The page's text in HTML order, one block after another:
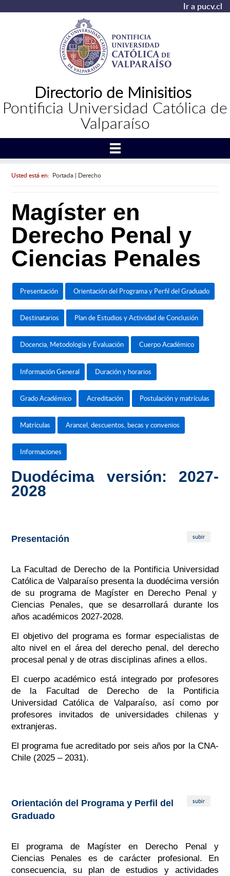
Ir a pucv.cl
Directorio de Minisitios
Pontificia Universidad Católica de
Valparaíso
Usted está en: Portada| Derecho
Magíster en
Derecho Penal y
Ciencias Penales
Presentación Orientación del Programa y Perfil del Graduado
Destinatarios Plan de Estudios y Actividad de Conclusión
Docencia, Metodología y Evaluación Cuerpo Académico
Información General Duración y horarios
Grado Académico Acreditación Postulación y matrículas
Matrículas Arancel, descuentos, becas y convenios
Informaciones
Duodécima versión: 2027-
2028
Presentación subir
La Facultad de Derecho de la Pontificia Universidad
Católica de Valparaíso presenta la duodécima versión
de su programa de Magíster en Derecho Penal y
Ciencias Penales, que se desarrollará durante los
años académicos 2027-2028.
El objetivo del programa es formar especialistas de
alto nivel en el área del derecho penal, del derecho
procesal penal y de otras disciplinas afines a ellos.
El cuerpo académico está integrado por profesores
de la Facultad de Derecho de la Pontificia
Universidad Católica de Valparaíso, así como por
profesores invitados de universidades chilenas y
extranjeras.
El programa fue acreditado por seis años por la CNA-
Chile (2025 – 2031).
Orientación del Programa y Perfil del
Graduado
subir
El programa de Magíster en Derecho Penal y
Ciencias Penales es de carácter profesional. En
consecuencia, su plan de estudios y actividades